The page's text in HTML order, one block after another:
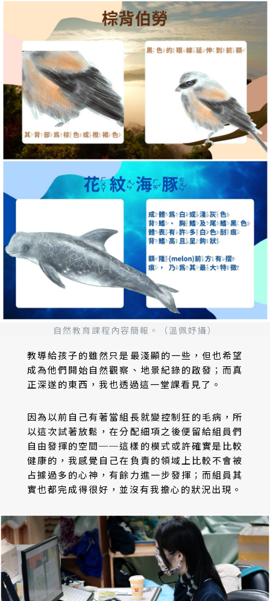
自然教育課程內容簡報。（溫佩妤攝）
教導給孩子的雖然只是最淺顯的一些，但也希望
成為他們開始自然觀察、地景紀錄的啟發；而真
正深遂的東西，我也透過這一堂課看見了。
因為以前自己有著當組長就變控制狂的毛病，所
以這次試著放鬆，在分配細項之後便留給組員們
自由發揮的空間──這樣的模式或許確實是比較
健康的，我感覺自己在負責的領域上比較不會被
占據過多的心神，有餘力進一步發揮；而組員其
實也都完成得很好，並沒有我擔心的狀況出現。